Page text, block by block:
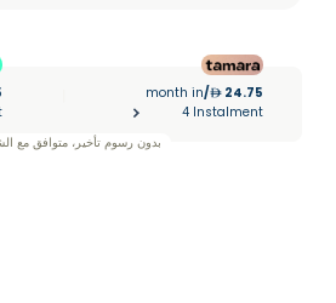
24.75
/
month in
4 Instalment
بدون رسوم تأخير، متوافق مع